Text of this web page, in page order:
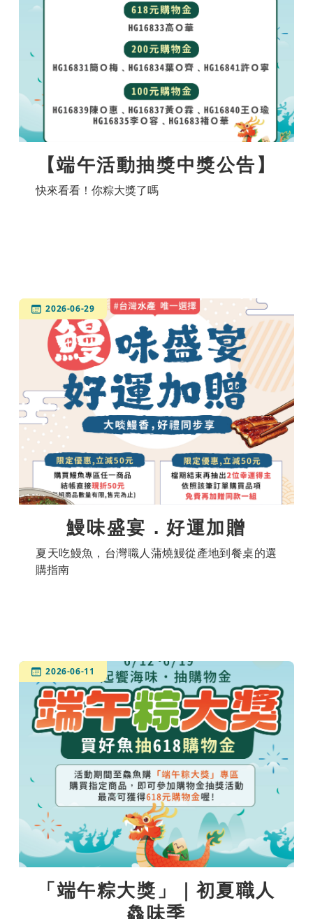
【端午活動抽獎中獎公告】
快來看看！你粽大獎了嗎
鰻味盛宴．好運加贈
夏天吃鰻魚，台灣職人蒲燒鰻從產地到餐桌的選
購指南
2026-06-29
「端午粽大獎」｜初夏職人
鱻味季
2026-06-11